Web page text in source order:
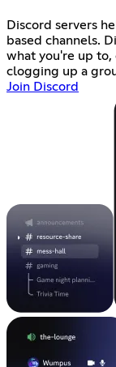
Discord servers
based channels.
what you're up
clogging up a
Join Discord